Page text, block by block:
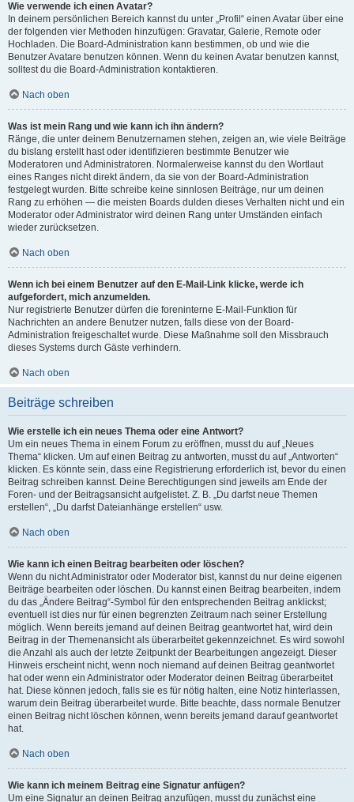
Wie verwende ich einen Avatar?
In deinem persönlichen Bereich kannst du unter „Profil“ einen Avatar über eine
der folgenden vier Methoden hinzufügen: Gravatar, Galerie, Remote oder
Hochladen. Die Board-Administration kann bestimmen, ob und wie die
Benutzer Avatare benutzen können. Wenn du keinen Avatar benutzen kannst,
solltest du die Board-Administration kontaktieren.
Nach oben
Was ist mein Rang und wie kann ich ihn ändern?
Ränge, die unter deinem Benutzernamen stehen, zeigen an, wie viele Beiträge
du bislang erstellt hast oder identifizieren bestimmte Benutzer wie
Moderatoren und Administratoren. Normalerweise kannst du den Wortlaut
eines Ranges nicht direkt ändern, da sie von der Board-Administration
festgelegt wurden. Bitte schreibe keine sinnlosen Beiträge, nur um deinen
Rang zu erhöhen — die meisten Boards dulden dieses Verhalten nicht und ein
Moderator oder Administrator wird deinen Rang unter Umständen einfach
wieder zurücksetzen.
Nach oben
Wenn ich bei einem Benutzer auf den E-Mail-Link klicke, werde ich
aufgefordert, mich anzumelden.
Nur registrierte Benutzer dürfen die foreninterne E-Mail-Funktion für
Nachrichten an andere Benutzer nutzen, falls diese von der Board-
Administration freigeschaltet wurde. Diese Maßnahme soll den Missbrauch
dieses Systems durch Gäste verhindern.
Nach oben
Beiträge schreiben
Wie erstelle ich ein neues Thema oder eine Antwort?
Um ein neues Thema in einem Forum zu eröffnen, musst du auf „Neues
Thema“ klicken. Um auf einen Beitrag zu antworten, musst du auf „Antworten“
klicken. Es könnte sein, dass eine Registrierung erforderlich ist, bevor du einen
Beitrag schreiben kannst. Deine Berechtigungen sind jeweils am Ende der
Foren- und der Beitragsansicht aufgelistet. Z. B. „Du darfst neue Themen
erstellen“, „Du darfst Dateianhänge erstellen“ usw.
Nach oben
Wie kann ich einen Beitrag bearbeiten oder löschen?
Wenn du nicht Administrator oder Moderator bist, kannst du nur deine eigenen
Beiträge bearbeiten oder löschen. Du kannst einen Beitrag bearbeiten, indem
du das „Ändere Beitrag“-Symbol für den entsprechenden Beitrag anklickst;
eventuell ist dies nur für einen begrenzten Zeitraum nach seiner Erstellung
möglich. Wenn bereits jemand auf deinen Beitrag geantwortet hat, wird dein
Beitrag in der Themenansicht als überarbeitet gekennzeichnet. Es wird sowohl
die Anzahl als auch der letzte Zeitpunkt der Bearbeitungen angezeigt. Dieser
Hinweis erscheint nicht, wenn noch niemand auf deinen Beitrag geantwortet
hat oder wenn ein Administrator oder Moderator deinen Beitrag überarbeitet
hat. Diese können jedoch, falls sie es für nötig halten, eine Notiz hinterlassen,
warum dein Beitrag überarbeitet wurde. Bitte beachte, dass normale Benutzer
einen Beitrag nicht löschen können, wenn bereits jemand darauf geantwortet
hat.
Nach oben
Wie kann ich meinem Beitrag eine Signatur anfügen?
Um eine Signatur an deinen Beitrag anzufügen, musst du zunächst eine